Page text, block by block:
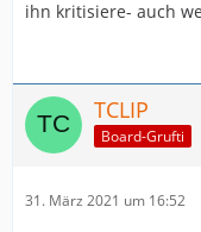
ihn kritisiere- auch
TCLIP
Board-Grufti
31. März 2021 um 16:52